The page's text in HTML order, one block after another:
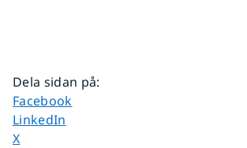
Dela sidan på:
Dela sidan på
Facebook
Dela sidan på
LinkedIn
Dela sidan på
X